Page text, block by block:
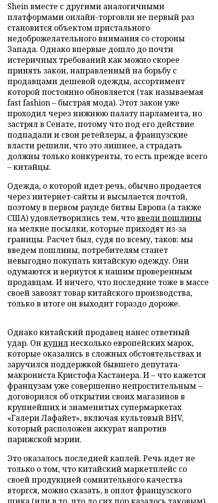
Shein вместе с другими аналогичными
платформами онлайн-торговли не первый раз
становится объектом пристального
недоброжелательного внимания со стороны
Запада. Однако впервые дошло до почти
истеричных требований как можно скорее
принять закон, направленный на борьбу с
продавцами дешевой одежды, ассортимент
которой постоянно обновляется (так называемая
fast fashion – быстрая мода). Этот закон уже
проходил через нижнюю палату парламента, но
застрял в Сенате, потому что под его действие
подпадали и свои ретейлеры, а французские
власти решили, что это лишнее, а страдать
должны только конкуренты, то есть прежде всего
– китайцы.
Одежда, о которой идет речь, обычно продается
через интернет-сайты и высылается почтой,
поэтому в первом раунде битвы Европа (а также
США) удовлетворились тем, чтоввели пошлины
на мелкие посылки, которые приходят из-за
границы. Расчет был, судя по всему, таков: мы
введем пошлины, потребителям станет
невыгодно покупать китайскую одежду. Они
одумаются и вернутся к нашим проверенным
продавцам. И ничего, что последние тоже в массе
своей завозят товар китайского производства,
только в итоге он выходит гораздо дороже.
Однако китайский продавец нанес ответный
удар. Он купилнесколько европейских марок,
которые оказались в сложных обстоятельствах и
заручился поддержкой бывшего депутата-
макрониста Кристофа Кастанера. И – что кажется
французам уже совершенно непростительным –
договорился об открытии своих магазинов в
крупнейших и знаменитых супермаркетах
«Галери Лафайет», включая культовый BHV,
который расположен аккурат напротив
парижской мэрии.
Это оказалось последней каплей. Речь идет не
только о том, что китайский маркетплейс со
своей продукцией сомнительного качества
вторгся, можно сказать, в оплот французского